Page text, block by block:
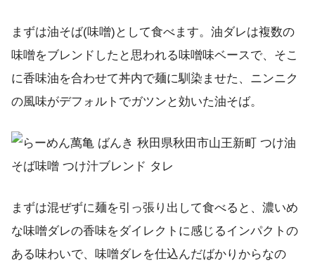
まずは油そば(味噌)として食べます。油ダレは複数の
味噌をブレンドしたと思われる味噌味ベースで、そこ
に香味油を合わせて丼内で麺に馴染ませた、ニンニク
の風味がデフォルトでガツンと効いた油そば。
まずは混ぜずに麺を引っ張り出して食べると、濃いめ
な味噌ダレの香味をダイレクトに感じるインパクトの
ある味わいで、味噌ダレを仕込んだばかりからなの